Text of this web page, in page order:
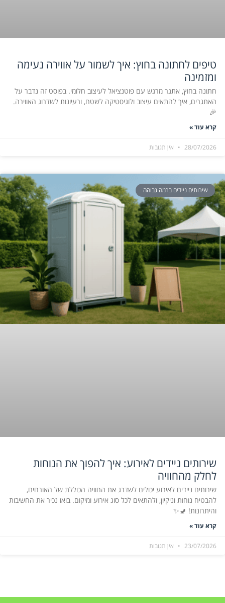
טיפים לחתונה בחוץ: איך לשמור על אווירה נעימה
ומזמינה
חתונה בחוץ, אתגר מרגש עם פוטנציאל לעיצוב חלומי. בפוסט זה נדבר על
האתגרים, איך להתאים עיצוב ולוגיסטיקה לשטח, ורעיונות לשדרוג האווירה.
🎉
קרא עוד »
28/07/2026 אין תגובות
שירותים ניידים ברמה גבוהה
שירותים ניידים לאירוע: איך להפוך את הנוחות
לחלק מהחוויה
שירותים ניידים לאירוע יכולים לשדרג את החוויה הכוללת של האורחים,
להבטיח נוחות וניקיון, ולהתאים לכל סוג אירוע ומיקום. בואו נכיר את החשיבות
והיתרונות! 🚽✨
קרא עוד »
23/07/2026 אין תגובות